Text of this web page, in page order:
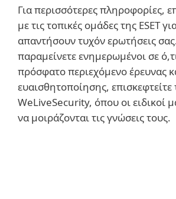
Για περισσότερες πληροφορίες,
με τις τοπικές ομάδες της ESET
απαντήσουν τυχόν ερωτήσεις
παραμείνετε ενημερωμένοι σε
πρόσφατο περιεχόμενο έρευνας
ευαισθητοποίησης, επισκεφτείτε
WeLiveSecurity, όπου οι ειδικοί
να μοιράζονται τις γνώσεις τους.